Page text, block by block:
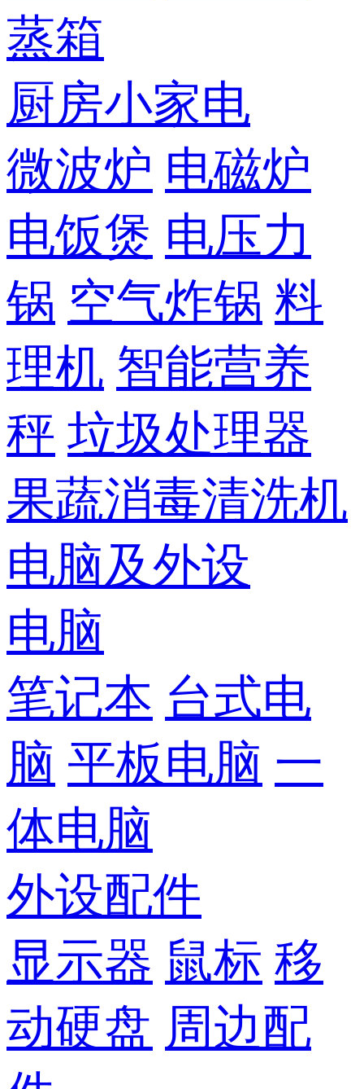
蒸箱
厨房小家电
微波炉 电磁炉
电饭煲 电压力
锅 空气炸锅 料
理机 智能营养
秤 垃圾处理器
果蔬消毒清洗机
电脑及外设
电脑
笔记本 台式电
脑 平板电脑 一
体电脑
外设配件
显示器 鼠标 移
动硬盘 周边配